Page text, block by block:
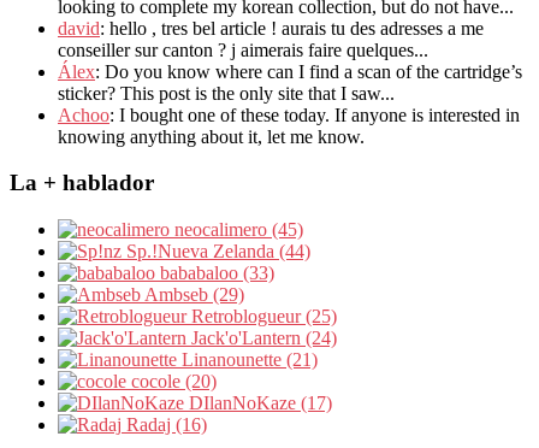
looking to complete my korean collection, but do not have...
david: hello , tres bel article ! aurais tu des adresses a me
conseiller sur canton ? j aimerais faire quelques...
Álex: Do you know where can I find a scan of the cartridge’s
sticker? This post is the only site that I saw...
Achoo: I bought one of these today. If anyone is interested in
knowing anything about it, let me know.
La + hablador
neocalimero (45)
Sp.!Nueva Zelanda (44)
bababaloo (33)
Ambseb (29)
Retroblogueur (25)
Jack'o'Lantern (24)
Linanounette (21)
cocole (20)
DIlanNoKaze (17)
Radaj (16)